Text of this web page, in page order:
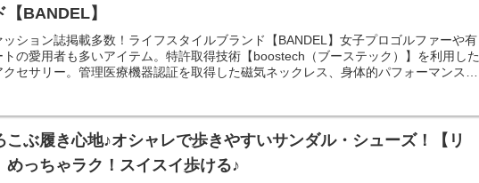
【BANDEL】
ッション誌掲載多数！ライフスタイルブランド【BANDEL】女子プロゴルファーや有
の愛用者も多いアイテム。特許取得技術【boostech（ブーステック）】を利用した
クセサリー。管理医療機器認証を取得した磁気ネックレス、身体的パフォーマンスを
こぶ履き心地♪オシャレで歩きやすいサンダル・シューズ！【リ
めっちゃラク！スイスイ歩ける♪